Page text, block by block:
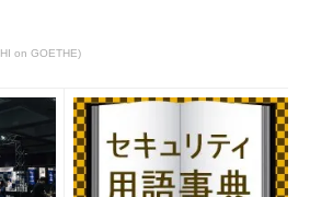
と値の取得
ービスから情報を取得する際、Webサ
Webサービスを利用して値を取得する
作成して、HTTP（HTTPS）のリクエス
on GOETHE)